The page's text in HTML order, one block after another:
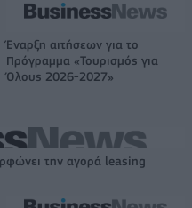
Έναρξη αιτήσεων για το
Πρόγραμμα «Τουρισμός για
Όλους 2026-2027»
την αγορά leasing